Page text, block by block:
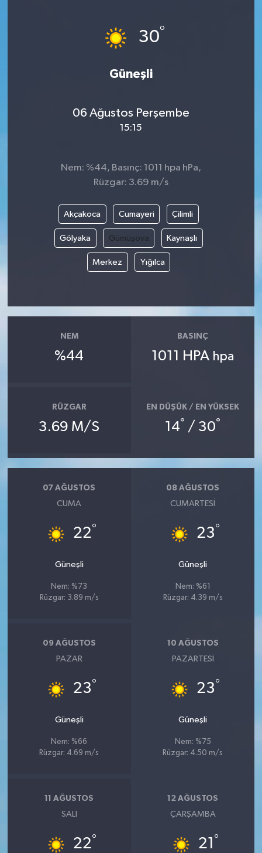
30°
Güneşli
06 Ağustos Perşembe
15:15
Nem: %44, Basınç: 1011 hpa hPa,
Rüzgar: 3.69 m/s
Akçakoca Cumayeri Çilimli
Gölyaka Gümüşova Kaynaşlı
Merkez Yığılca
NEM
%44
BASINÇ
1011 HPA hpa
RÜZGAR
3.69 M/S
EN DÜŞÜK / EN YÜKSEK
14° / 30°
07 AĞUSTOS
CUMA
22°
Güneşli
Nem: %73
Rüzgar: 3.89 m/s
08 AĞUSTOS
CUMARTESI
23°
Güneşli
Nem: %61
Rüzgar: 4.39 m/s
09 AĞUSTOS
PAZAR
23°
Güneşli
Nem: %66
Rüzgar: 4.69 m/s
10 AĞUSTOS
PAZARTESI
23°
Güneşli
Nem: %75
Rüzgar: 4.50 m/s
11 AĞUSTOS
SALI
22°
12 AĞUSTOS
ÇARŞAMBA
21 °
Yüksek İstişare Kurulu